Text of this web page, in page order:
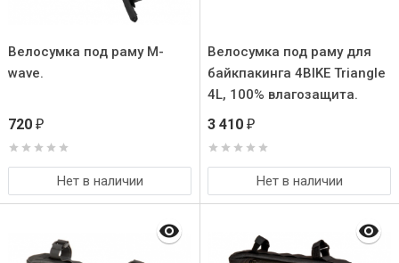
Велосумка под раму M-
wave.
720 ₽
Нет в наличии
Велосумка под раму для
байкпакинга 4BIKE Triangle
4L, 100% влагозащита.
3 410 ₽
Нет в наличии